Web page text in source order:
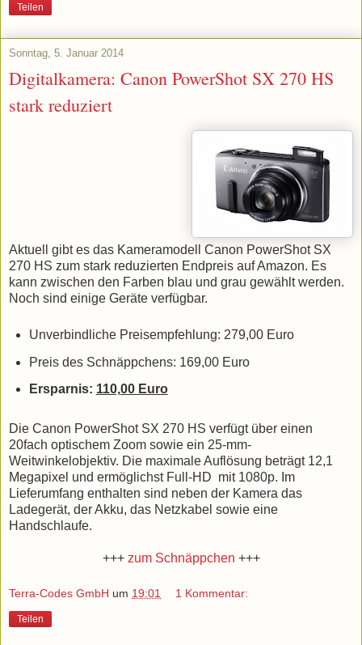
Teilen
Sonntag, 5. Januar 2014
Digitalkamera: Canon PowerShot SX 270 HS
stark reduziert
Aktuell gibt es das Kameramodell Canon PowerShot SX
270 HS zum stark reduzierten Endpreis auf Amazon. Es
kann zwischen den Farben blau und grau gewählt werden.
Noch sind einige Geräte verfügbar.
Unverbindliche Preisempfehlung: 279,00 Euro
Preis des Schnäppchens: 169,00 Euro
Ersparnis: 110,00 Euro
Die Canon PowerShot SX 270 HS verfügt über einen
20fach optischem Zoom sowie ein 25-mm-
Weitwinkelobjektiv. Die maximale Auflösung beträgt 12,1
Megapixel und ermöglichst Full-HD mit 1080p. Im
Lieferumfang enthalten sind neben der Kamera das
Ladegerät, der Akku, das Netzkabel sowie eine
Handschlaufe.
+++ zum Schnäppchen +++
Terra-Codes GmbH um 19:01 1 Kommentar:
Teilen